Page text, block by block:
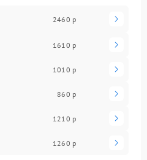
2460 р
1610 р
1010 р
860 р
1210 р
1260 р